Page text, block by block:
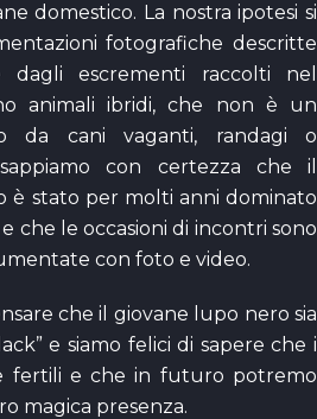
domestico. La nostra ipotesi si
fotografiche descritte
escrementi raccolti nel
animali ibridi, che non è un
da cani vaganti, randagi o
con certezza che il
è stato per molti anni dominato
che le occasioni di incontri sono
con foto e video.
che il giovane lupo nero sia
e siamo felici di sapere che i
fertili e che in futuro potremo
magica presenza.